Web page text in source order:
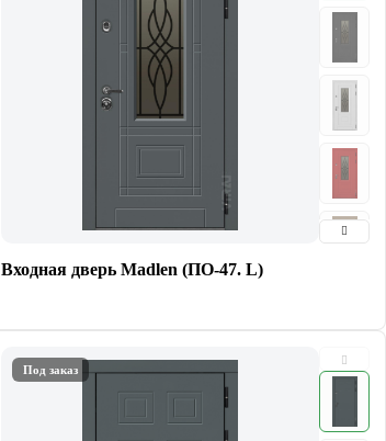
Входная дверь Madlen (ПО-47. L)
Под заказ